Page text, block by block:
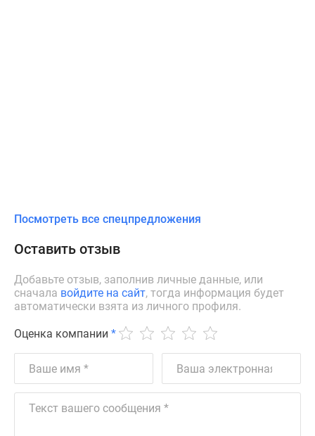
Посмотреть все спецпредложения
Оставить отзыв
Добавьте отзыв, заполнив личные данные, или
сначала войдите на сайт, тогда информация будет
автоматически взята из личного профиля.
Оценка компании *